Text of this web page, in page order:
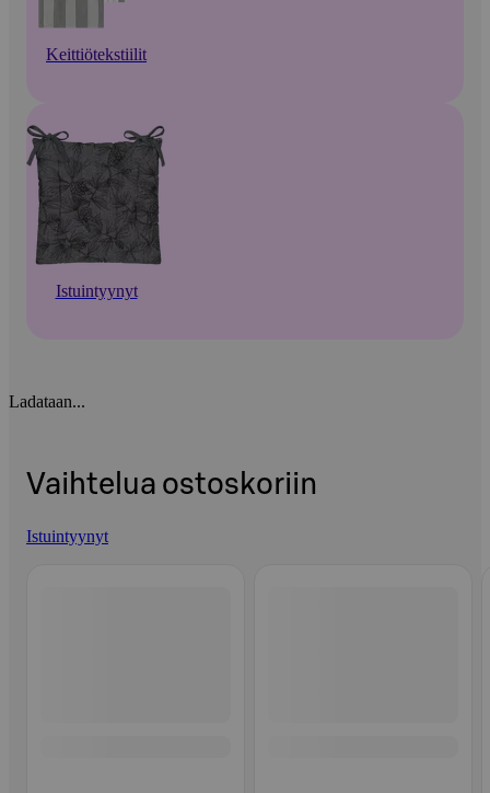
Keittiötekstiilit
Istuintyynyt
Ladataan...
Vaihtelua ostoskoriin
Istuintyynyt